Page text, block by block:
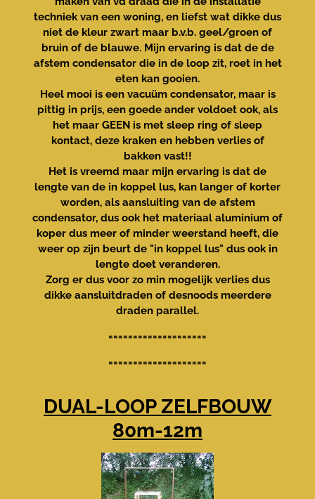
techniek van een woning, en liefst wat dikke dus
niet de kleur zwart maar b.v.b. geel/groen of
bruin of de blauwe. Mijn ervaring is dat de de
afstem condensator die in de loop zit, roet in het
eten kan gooien.
Heel mooi is een vacuüm condensator, maar is
pittig in prijs, een goede ander voldoet ook, als
het maar GEEN is met sleep ring of sleep
kontact, deze kraken en hebben verlies of
bakken vast!!
Het is vreemd maar mijn ervaring is dat de
lengte van de in koppel lus, kan langer of korter
worden, als aansluiting van de afstem
condensator, dus ook het materiaal aluminium of
koper dus meer of minder weerstand heeft, die
weer op zijn beurt de "in koppel lus" dus ook in
lengte doet veranderen.
Zorg er dus voor zo min mogelijk verlies dus
dikke aansluitdraden ofdesnoods meerdere
draden parallel.
====================
====================
DUAL-LOOP ZELFBOUW
80m-12m